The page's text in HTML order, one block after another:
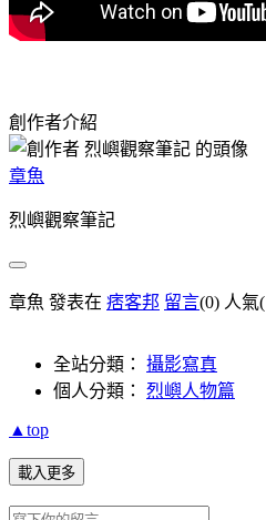
創作者介紹
章魚
烈嶼觀察筆記
章魚 發表在 痞客邦 留言(0) 人氣(
全站分類： 攝影寫真
個人分類： 烈嶼人物篇
▲top
載入更多